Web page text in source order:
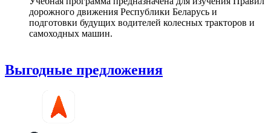
дорожного движения Республики Беларусь и
подготовки будущих водителей колесных тракторов и
самоходных машин.
Выгодные предложения